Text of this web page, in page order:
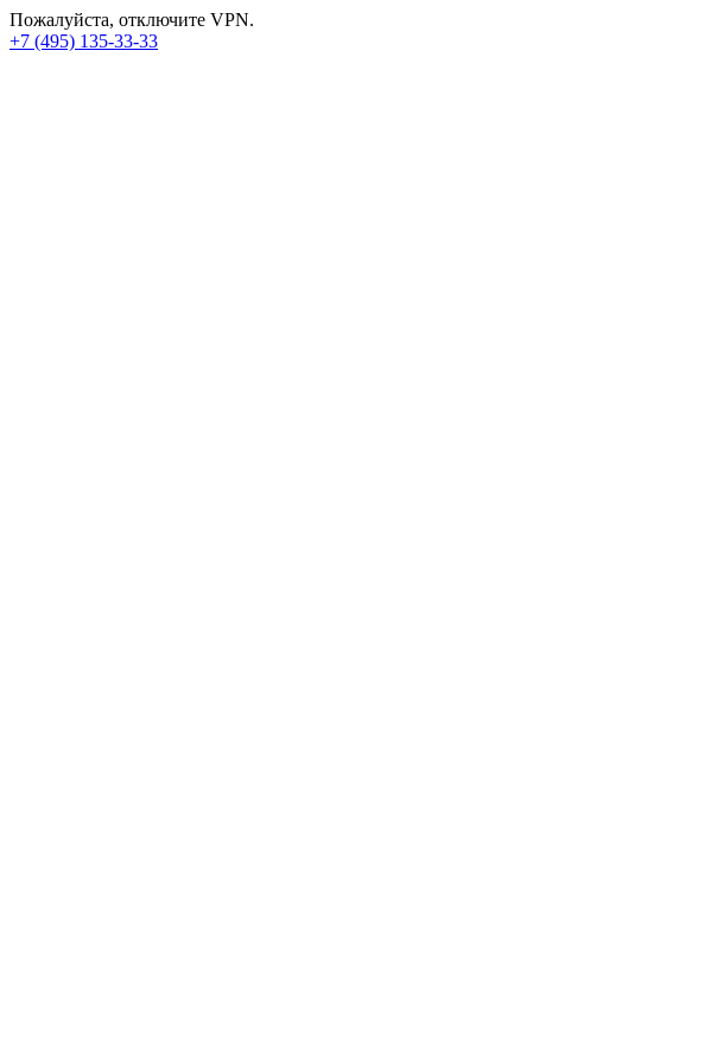
Пожалуйста, отключите VPN.
+7 (495) 135-33-33